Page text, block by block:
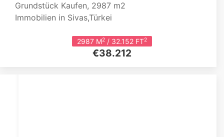
Grundstück Kaufen, 2987 m2
Immobilien in Sivas,Türkei
2987 M2 / 32.152 FT2
€38.212